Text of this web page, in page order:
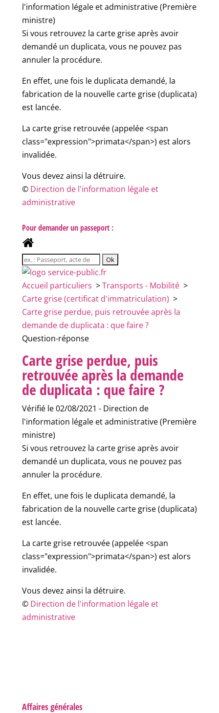
l'information légale et administrative (Première
ministre)
Si vous retrouvez la carte grise après avoir
demandé un duplicata, vous ne pouvez pas
annuler la procédure.
En effet, une fois le duplicata demandé, la
fabrication de la nouvelle carte grise (duplicata)
est lancée.
La carte grise retrouvée (appelée <span
class="expression">primata</span>) est alors
invalidée.
Vous devez ainsi la détruire.
© Direction de l'information légale et
administrative
Pour demander un passeport :
Accueil particuliers >Transports - Mobilité >
Carte grise (certificat d'immatriculation) >
Carte grise perdue, puis retrouvée après la
demande de duplicata : que faire ?
Question-réponse
Carte grise perdue, puis
retrouvée après la demande
de duplicata : que faire ?
Vérifié le 02/08/2021 - Direction de
l'information légale et administrative (Première
ministre)
Si vous retrouvez la carte grise après avoir
demandé un duplicata, vous ne pouvez pas
annuler la procédure.
En effet, une fois le duplicata demandé, la
fabrication de la nouvelle carte grise (duplicata)
est lancée.
La carte grise retrouvée (appelée <span
class="expression">primata</span>) est alors
invalidée.
Vous devez ainsi la détruire.
© Direction de l'information légale et
administrative
Affaires générales